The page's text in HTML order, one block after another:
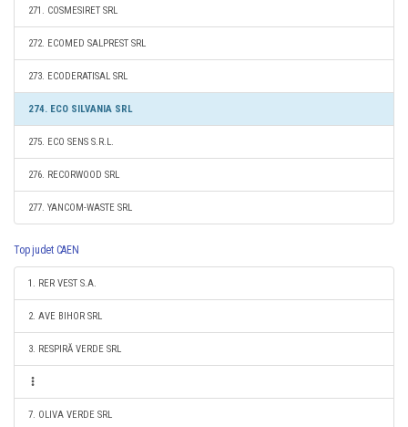
271. COSMESIRET SRL
272. ECOMED SALPREST SRL
273. ECODERATISAL SRL
274. ECO SILVANIA SRL
275. ECO SENS S.R.L.
276. RECORWOOD SRL
277. YANCOM-WASTE SRL
Top judet CAEN
1. RER VEST S.A.
2. AVE BIHOR SRL
3. RESPIRĂ VERDE SRL
7. OLIVA VERDE SRL